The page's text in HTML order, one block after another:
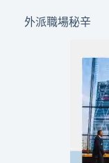
外派職場秘辛